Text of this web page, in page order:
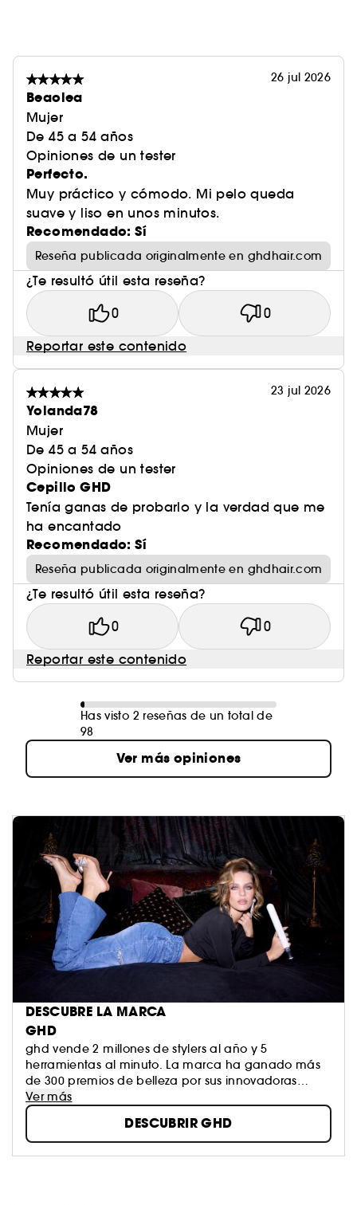
26 jul 2026
Beaolea
Mujer
De 45 a 54 años
Opiniones de un tester
Perfecto.
Muy práctico y cómodo. Mi pelo queda
suave y liso en unos minutos.
Recomendado: Sí
Reseña publicada originalmente en ghdhair.com
¿Te resultó útil esta reseña?
0 0
Reportar este contenido
23 jul 2026
Yolanda78
Mujer
De 45 a 54 años
Opiniones de un tester
Cepillo GHD
Tenía ganas de probarlo y la verdad que me
ha encantado
Recomendado: Sí
Reseña publicada originalmente en ghdhair.com
¿Te resultó útil esta reseña?
0 0
Reportar este contenido
Has visto 2 reseñas de un total de
98
Ver más opiniones
DESCUBRE LA MARCA
GHD
ghd vende 2 millones de stylers al año y 5
herramientas al minuto. La marca ha ganado más
de 300 premios de belleza por sus innovadoras
herramientas que mantienen una temperatura
constante de 185ºC, la óptima para obtener los
mejores resultados sin afectar la salud del cabello.
Ver más
DESCUBRIR GHD